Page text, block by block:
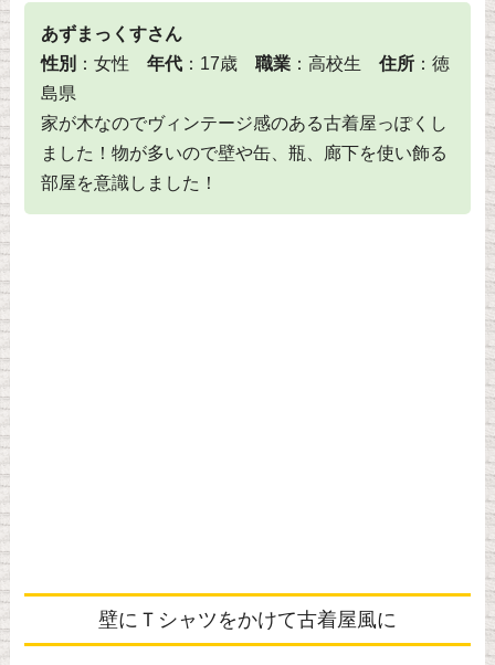
あずまっくすさん
性別 ：女性 年代：17歳 職業：高校生 住所：徳
島県
家が木なのでヴィンテージ感のある古着屋っぽくし
ました！物が多いので壁や缶、瓶、廊下を使い飾る
部屋を意識しました！
壁にＴシャツをかけて古着屋風に